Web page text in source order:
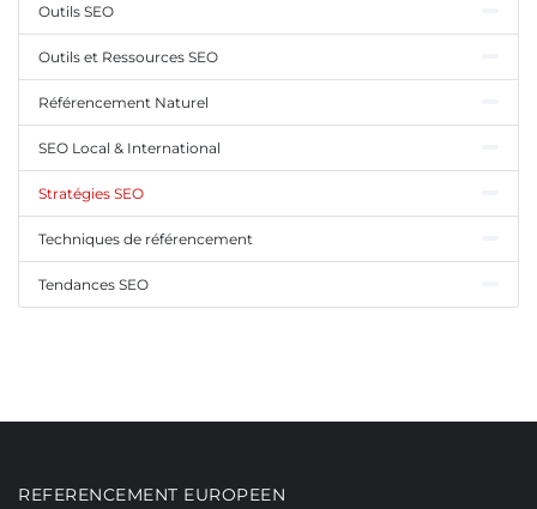
Outils SEO
Outils et Ressources SEO
Référencement Naturel
SEO Local & International
Stratégies SEO
Techniques de référencement
Tendances SEO
REFERENCEMENT EUROPEEN